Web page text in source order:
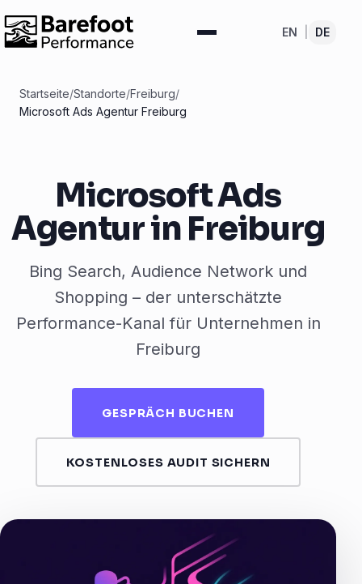
EN DE
Startseite/Standorte/Freiburg/
Microsoft Ads Agentur Freiburg
Microsoft Ads
Agentur in Freiburg
Bing Search, Audience Network und
Shopping – der unterschätzte
Performance-Kanal für Unternehmen in
Freiburg
GESPRÄCH BUCHEN
KOSTENLOSES AUDIT SICHERN